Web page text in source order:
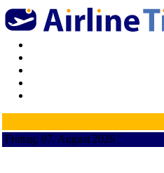
Freitag, 07. August 2026 ¦